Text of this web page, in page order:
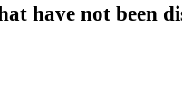
have not been